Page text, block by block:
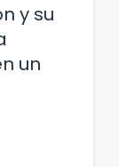
y su
un